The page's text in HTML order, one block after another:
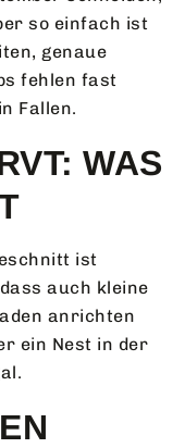
so einfach ist
genaue
fehlen fast
Fallen.
WAS
ist
auch kleine
anrichten
ein Nest in der